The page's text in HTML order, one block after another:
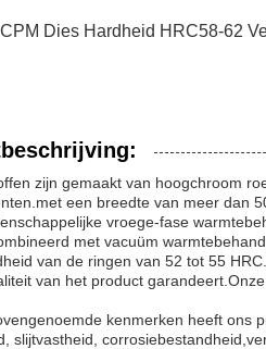
Dies Hardheid HRC58-62
zijn gemaakt van hoogchroom
een breedte van meer dan
vroege-fase
met vacuüm
van de ringen van 52 tot 55
van het product
kenmerken heeft ons
slijtvastheid,